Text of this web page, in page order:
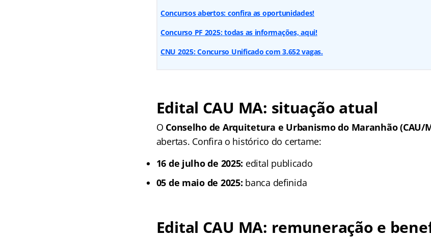
Concursos abertos: confira as oportunidades!
Concurso PF 2025: todas as informações, aqui!
CNU 2025: Concurso Unificado com 3.652 vagas.
Edital CAU MA: situação atual
O Conselho de Arquitetura e Urbanismo do Maranhão (CAU/
abertas. Confira o histórico do certame:
16 de julho de 2025: edital publicado
05 de maio de 2025: banca definida
Edital CAU MA: remuneração e